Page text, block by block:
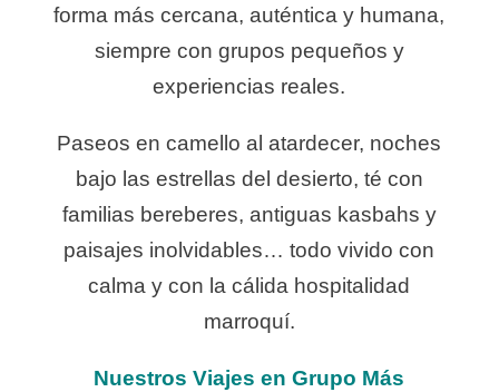
forma más cercana, auténtica y humana,
siempre con grupos pequeños y
experiencias reales.
Paseos en camello al atardecer, noches
bajo las estrellas del desierto, té con
familias bereberes, antiguas kasbahs y
paisajes inolvidables… todo vivido con
calma y con la cálida hospitalidad
marroquí.
Nuestros Viajes en Grupo Más